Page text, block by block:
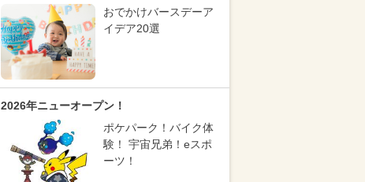
おでかけバースデーア
イデア20選
2026年ニューオープン！
ポケパーク！バイク体
験！ 宇宙兄弟！eスポ
ーツ！